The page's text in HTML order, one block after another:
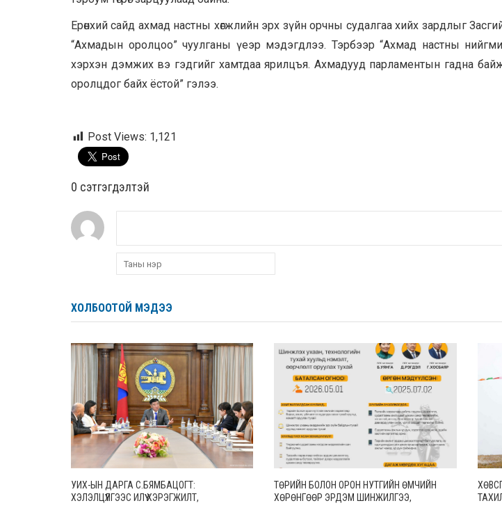
Ерөнхий сайд ахмад настны хөгжлийн эрх зүйн орчны судалгаа хийх зардлыг Засгийн
“Ахмадын оролцоо” чуулганы үеэр мэдэгдлээ. Тэрбээр “Ахмад настны
хэрхэн дэмжих вэ гэдгийг хамтдаа ярилцъя. Ахмадууд парламентын гадна
оролцдог байх ёстой” гэлээ.
Post Views: 1,121
0 cэтгэгдэлтэй
ХОЛБООТОЙ МЭДЭЭ
УИХ-ЫН ДАРГА С.БЯМБАЦОГТ:
ХЭЛЭЛЦҮҮЛГЭЭС ИЛҮҮ ХЭРЭГЖИЛТ,
ТӨРИЙН БОЛОН ОРОН НУТГИЙН ӨМЧИЙН
ХӨРӨНГӨӨР ЭРДЭМ ШИНЖИЛГЭЭ,